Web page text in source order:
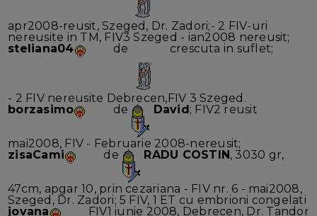
apr2008-reusit, Szeged, Dr. Zadori;- 2 FIV-uri
nereusite in TM, FIV3 Szeged - ian2008 nereusit;
steliana04
de crescuta in suflet;
- 2 FIV nereusite Debrecen,FIV 3 Szeged.
borzasimo
de David; FIV2 reusit
mai2008, FIV - Februarie 2008-nereusit;
zisaCami
de RADU COSTIN, 3030 gr,
47cm, apgar 10, prin cezariana - FIV nr. 6 - mai2008,
Szeged, Dr. Zadori; 5 FIV, 1 ET cu embrioni congelati
jovana
FIV1 iunie 2008, Debrecen, Dr. Tandor